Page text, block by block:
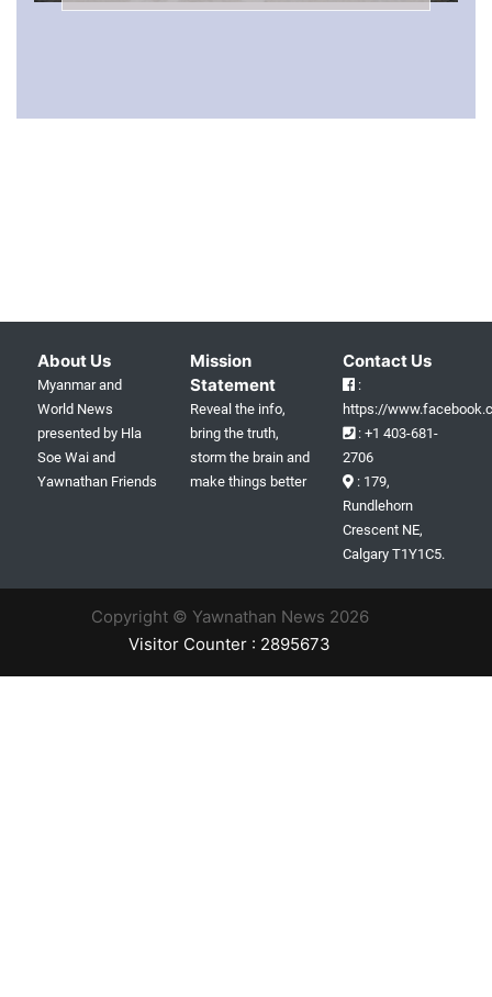
About Us
Myanmar and
World News
presented by Hla
Soe Wai and
Yawnathan Friends
Mission
Statement
Reveal the info,
bring the truth,
storm the brain and
make things better
Contact Us
:
https://
: +1 403-681-
2706
: 179,
Rundlehorn
Crescent NE,
Calgary T1Y1C5.
Copyright © Yawnathan News 2026
Visitor Counter : 2895673